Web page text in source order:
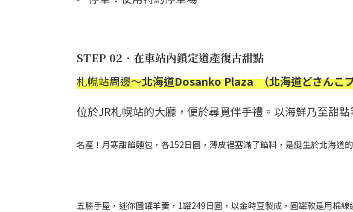
STEP 02．在車站內鎖定道產復古甜點
札幌站周邊～北海道Dosanko Plaza （北海道どさんこ
位於JR札幌站的大廳，便於尋覓伴手禮。以海鮮乃至甜
名產！月寒甜餡麵包，各152日圓，薄皮裡塞滿了餡料，是誕生於北海道
五勝手屋，迷你圓罐羊羹，1罐249日圓，以金時豆製成，圓罐款是用棉線